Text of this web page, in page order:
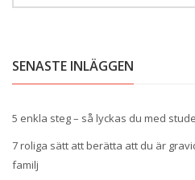
SENASTE INLÄGGEN
5 enkla steg – så lyckas du med
7 roliga sätt att berätta att du är
familj